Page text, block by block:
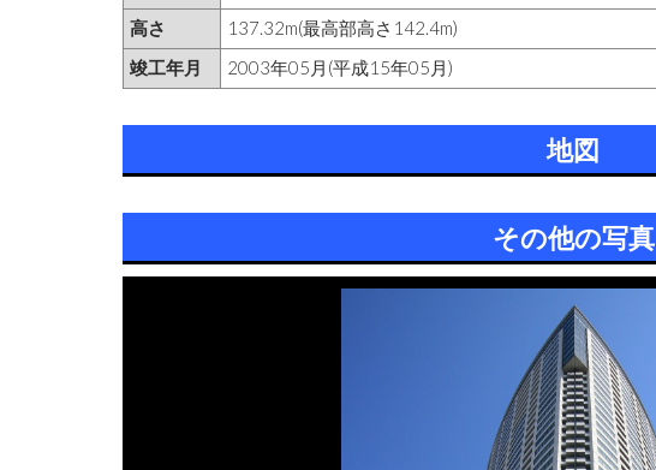
高さ
137.32m(最高部高さ142.4m)
竣工年月
2003年05月(平成15年05月)
地図
その他の写真